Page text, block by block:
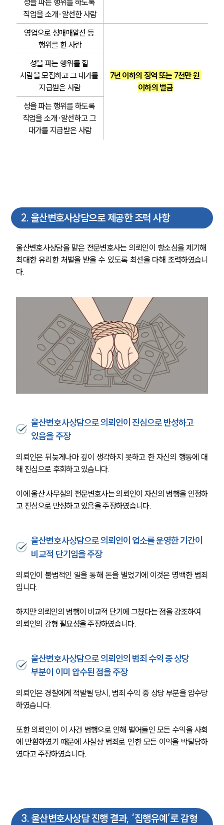
직업을 소개·알선한 사람
영업으로 성매매알선 등
행위를 한 사람
7년 이하의 징역 또는 7천만 원
이하의 벌금
성을 파는 행위를 할
사람을 모집하고 그 대가를
지급받은 사람
성을 파는 행위를 하도록
직업을 소개·알선하고 그
대가를 지급받은 사람
2. 울산변호사상담으로 제공한 조력 사항
울산변호사상담을 맡은 전문변호사는 의뢰인이 항소심을 제기해
최대한 유리한 처벌을 받을 수 있도록 최선을 다해 조력하였습니
다.
울산변호사상담으로 의뢰인이 진심으로 반성하고
있음을 주장
의뢰인은 뒤늦게나마 깊이 생각하지 못하고 한 자신의 행동에 대
해 진심으로 후회하고 있습니다.
이에 울산 사무실의 전문변호사는 의뢰인이 자신의 범행을 인정하
고 진심으로 반성하고 있음을 주장하였습니다.
울산변호사상담으로 의뢰인이 업소를 운영한 기간이
비교적 단기임을 주장
의뢰인이 불법적인 일을 통해 돈을 벌었기에 이것은 명백한 범죄
입니다.
하지만 의뢰인의 범행이 비교적 단기에 그쳤다는 점을 강조하여
의뢰인의 감형 필요성을 주장하였습니다.
울산변호사상담으로 의뢰인의 범죄 수익 중 상당
부분이 이미 압수된 점을 주장
의뢰인은 경찰에게 적발될 당시, 범죄 수익 중 상당 부분을 압수당
하였습니다.
또한 의뢰인이 이 사건 범행으로 인해 벌어들인 모든 수익을 사회
에 반환하였기 때문에 사실상 범죄로 인한 모든 이익을 박탈당하
였다고 주장하였습니다.
3. 울산변호사상담 진행 결과, ‘집행유예’로 감형